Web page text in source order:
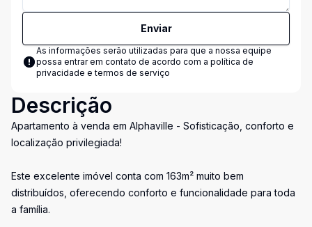
Enviar
As informações serão utilizadas para que a nossa equipe
possa entrar em contato de acordo com a política de
privacidade e termos de serviço
Descrição
Apartamento à venda em Alphaville - Sofisticação, conforto e
localização privilegiada!
Este excelente imóvel conta com 163m² muito bem
distribuídos, oferecendo conforto e funcionalidade para toda
a família.